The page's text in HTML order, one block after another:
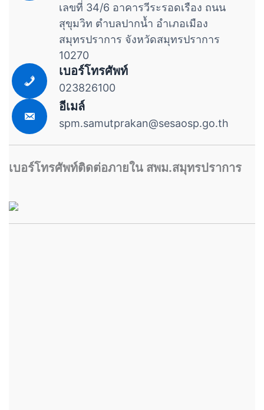
เลขที่ 34/6 อาคารวีระรอดเรือง ถนน
สุขุมวิท ตำบลปากน้ำ อำเภอเมือง
สมุทรปราการ จังหวัดสมุทรปราการ
10270
เบอร์โทรศัพท์
023826100
อีเมล์
spm.samutprakan@sesaosp.go.th
เบอร์โทรศัพท์ติดต่อภายใน สพม.สมุทรปราการ